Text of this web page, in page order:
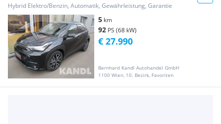
Hybrid Elektro/Benzin, Automatik, Gewährleistung, Garantie
5 km
92 PS (68 kW)
Bernhard Kandl Autohandel GmbH
1100 Wien, 10. Bezirk, Favoriten
€ 27.990